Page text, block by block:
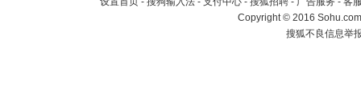
Copyright©2016
搜狐不良信息举